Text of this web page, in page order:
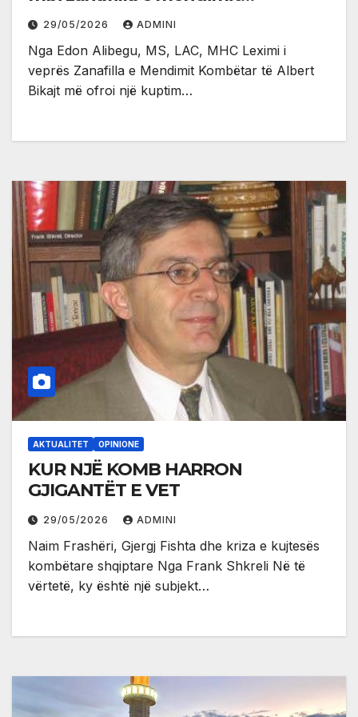
kombëtar të Albert Bikajt
29/05/2026 ADMINI
Nga Edon Alibegu, MS, LAC, MHC Leximi i
veprës Zanafilla e Mendimit Kombëtar të Albert
Bikajt më ofroi një kuptim…
AKTUALITET OPINIONE
KUR NJË KOMB HARRON
GJIGANTËT E VET
29/05/2026 ADMINI
Naim Frashëri, Gjergj Fishta dhe kriza e kujtesës
kombëtare shqiptare Nga Frank Shkreli Në të
vërtetë, ky është një subjekt…